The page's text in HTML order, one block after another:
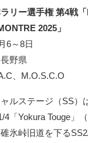
リー選手権 第4戦
2025」
6～8日
野県
、M.O.S.C.O
ルステージ（SS）
4「Yokura Touge」
氷峠旧道を下る